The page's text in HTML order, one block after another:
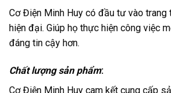
Cơ Điện Minh Huy có đầu tư vào trang
hiện đại. Giúp họ thực hiện công việc
đáng tin cậy hơn.
Chất lượng sản phẩm:
Cơ Điện Minh Huy cam kết cung cấp